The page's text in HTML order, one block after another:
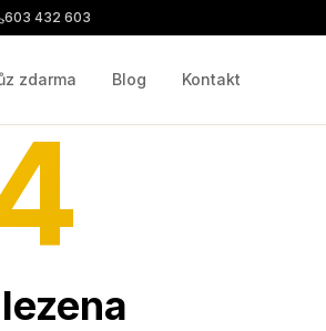
603 432 603
zdarma Blog Kontakt